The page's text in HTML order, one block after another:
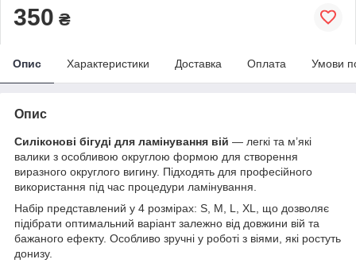
350 ₴
Опис Характеристики Доставка Оплата Умови
Опис
Силіконові бігуді для ламінування вій — легкі та м’які
валики з особливою округлою формою для створення
виразного округлого вигину. Підходять для професійного
використання під час процедури ламінування.
Набір представлений у 4 розмірах: S, M, L, XL, що дозволяє
підібрати оптимальний варіант залежно від довжини вій та
бажаного ефекту. Особливо зручні у роботі з віями, які ростуть
донизу.